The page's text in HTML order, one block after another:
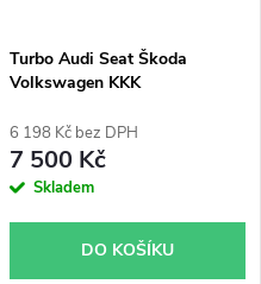
Turbo Audi Seat Škoda
Volkswagen KKK
110kW 118kW 125kW
132kW 136kW
6 198 Kč bez DPH
7 500 Kč
Skladem
DO KOŠÍKU